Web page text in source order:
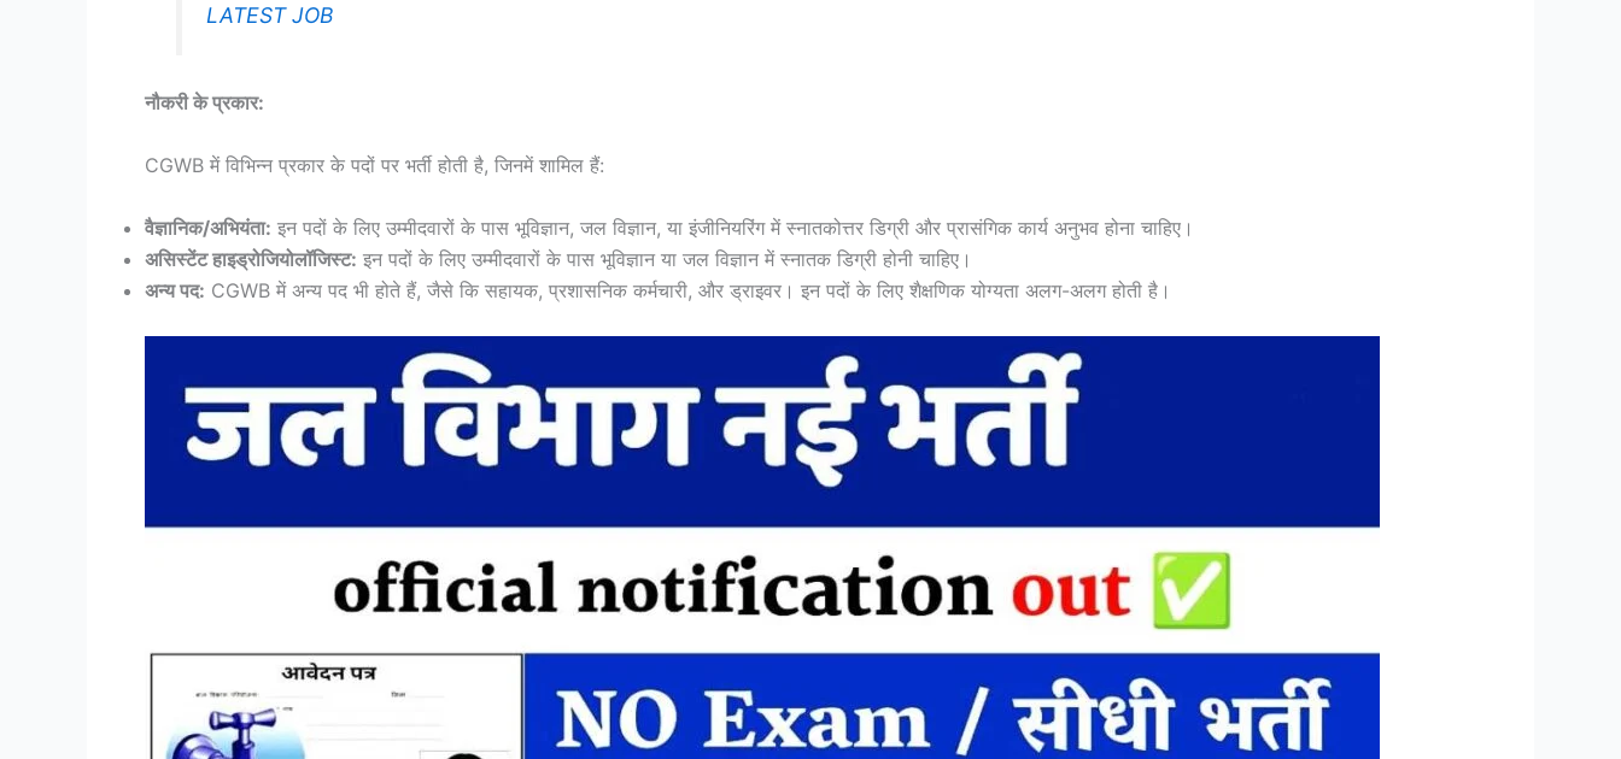
LATEST JOB
नौकरी के प्रकार:
CGWB में विभिन्न प्रकार के पदों पर भर्ती होती है, जिनमें शामिल हैं:
वैज्ञानिक/अभियंता: इन पदों के लिए उम्मीदवारों के पास भूविज्ञान, जल विज्ञान, या इंजीनियरिंग में स्नातकोत्तर डिग्री और प्रासंगिक कार्य अनुभव होना चाहिए।
असिस्टेंट हाइड्रोजियोलॉजिस्ट: इन पदों के लिए उम्मीदवारों के पास भूविज्ञान या जल विज्ञान में स्नातक डिग्री होनी चाहिए।
अन्य पद: CGWB में अन्य पद भी होते हैं, जैसे कि सहायक, प्रशासनिक कर्मचारी, और ड्राइवर। इन पदों के लिए शैक्षणिक योग्यता अलग-अलग होती है।